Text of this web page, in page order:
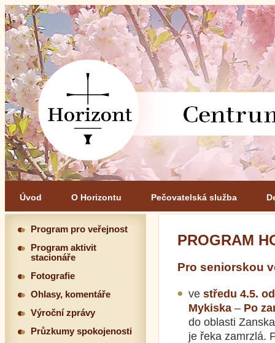
Úvod O Horizontu Pečovatelská služba
PROGRAM
Pro seniorskou
ve středu 4.5.
Mykiska – Po
do oblasti
je řeka zamrzlá.
Program pro veřejnost
Program aktivit
stacionáře
Fotografie
Ohlasy, komentáře
Výroční zprávy
Průzkumy spokojenosti